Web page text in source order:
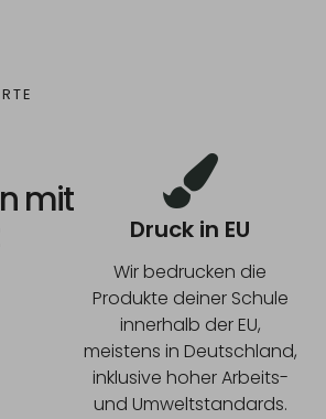
mit
Druck in EU
Wir bedrucken die
Produkte deiner Schule
innerhalb der EU,
meistens in Deutschland,
inklusive hoher Arbeits-
und Umweltstandards.